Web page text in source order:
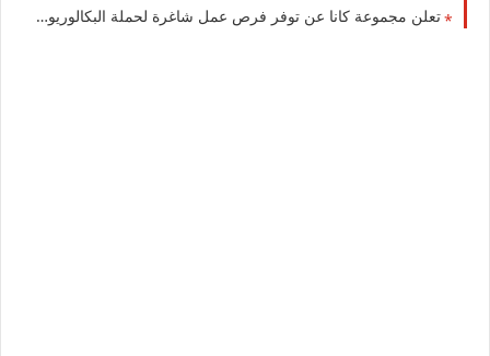
تعلن مجموعة كانا عن توفر فرص عمل شاغرة لحملة البكالوريوس في العديد من التخصصات بالكويت